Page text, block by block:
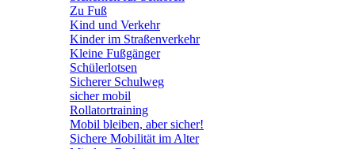
Zu Fuß
Kind und Verkehr
Kinder im Straßenverkehr
Kleine Fußgänger
Schülerlotsen
Sicherer Schulweg
sicher mobil
Rollatortraining
Mobil bleiben, aber sicher!
Sichere Mobilität im Alter